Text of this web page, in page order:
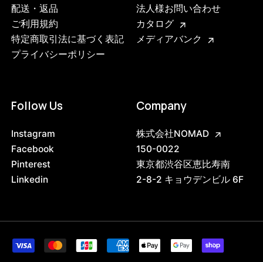
47408768745704ブラック/ステンレススチール NEW
/products/shelving-system-s-115-2-c?
variant=4740876874570436465000 0
配送・返品
ご利用規約
特定商取引法に基づく表記
プライバシーポリシー
法人様お問い合わせ
カタログ
メディアバンク
Follow Us
Instagram
Facebook
Pinterest
Linkedin
Company
株式会社NOMAD
150-0022
東京都渋谷区恵比寿南
2-8-2 キョウデンビル 6F